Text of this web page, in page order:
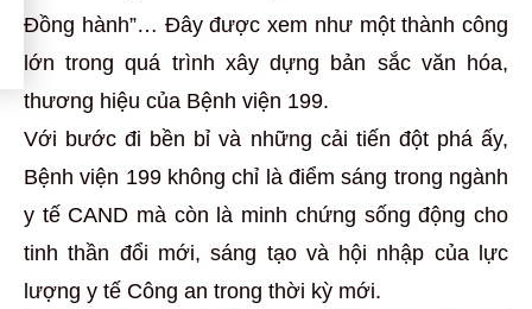
Đồng hành”… Đây được xem như một thành công
lớn trong quá trình xây dựng bản sắc văn hóa,
thương hiệu của Bệnh viện 199.
Với bước đi bền bỉ và những cải tiến đột phá ấy,
Bệnh viện 199 không chỉ là điểm sáng trong ngành
y tế CAND mà còn là minh chứng sống động cho
tinh thần đổi mới, sáng tạo và hội nhập của lực
lượng y tế Công an trong thời kỳ mới.